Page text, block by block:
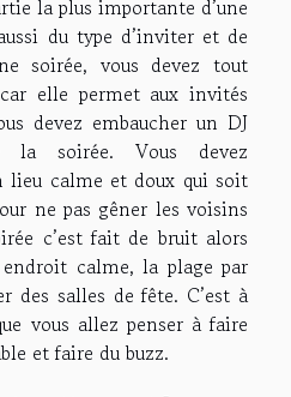
la plus importante d’une
du type d’inviter et de
soirée, vous devez tout
elle permet aux invités
devez embaucher un DJ
la soirée. Vous devez
lieu calme et doux qui soit
ne pas gêner les voisins
c’est fait de bruit alors
calme, la plage par
des salles de fête. C’est à
vous allez penser à faire
et faire du buzz.